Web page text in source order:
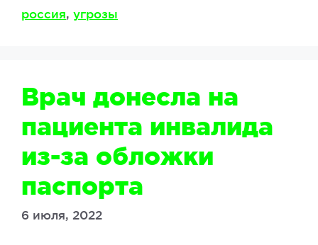
россия, угрозы
Врач донесла на
пациента инвалида
из-за обложки
паспорта
6 июля, 2022